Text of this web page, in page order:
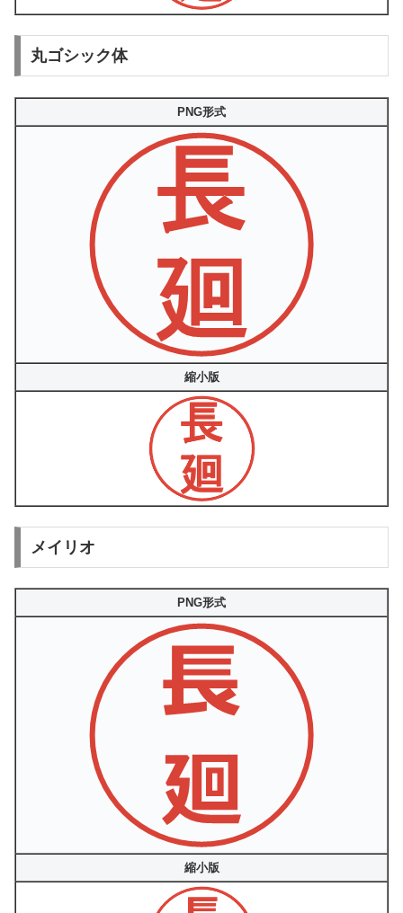
丸ゴシック体
PNG形式
縮小版
メイリオ
PNG形式
縮小版